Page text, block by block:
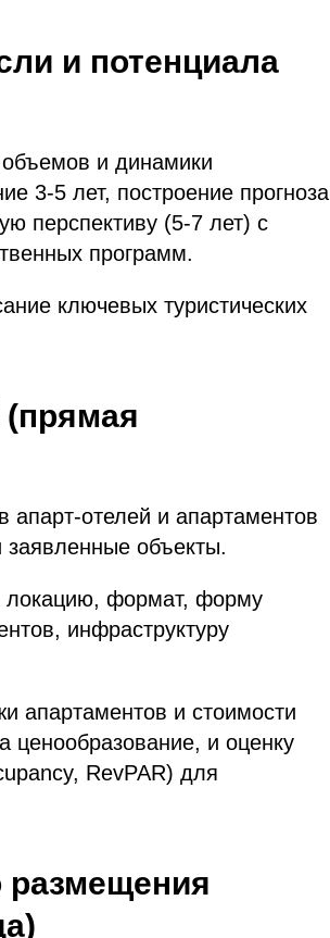
и потенциала
и динамики
3-5 лет, построение прогноза
перспективу (5-7 лет) с
программ.
ключевых туристических
(прямая
апарт-отелей и апартаментов
объекты.
локацию, формат, форму
инфраструктуру
апартаментов и стоимости
ценообразование, и оценку
RevPAR) для
размещения